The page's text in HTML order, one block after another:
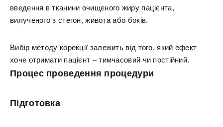
введення в тканини очищеного жиру пацієнта,
вилученого з стегон, живота або боків.
Вибір методу корекції залежить від того, який ефект
хоче отримати пацієнт – тимчасовий чи постійний.
Процес проведення процедури
Підготовка